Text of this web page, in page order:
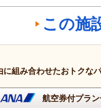
この施
に組み合わせたおトクな
航空券付プラ